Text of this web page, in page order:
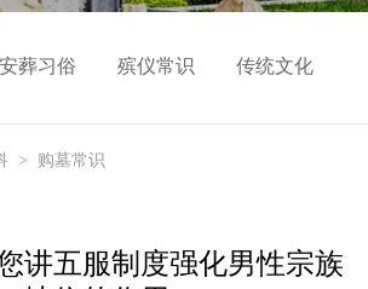
安葬习俗 殡仪常识 传统文化
> 购墓常识
讲五服制度强化男性宗族